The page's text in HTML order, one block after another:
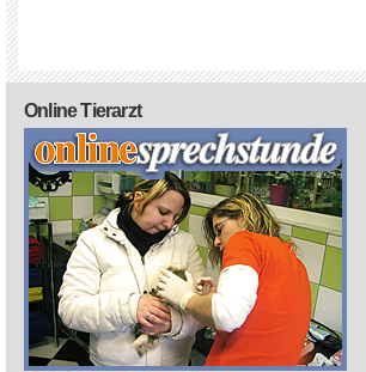
Online Tierarzt